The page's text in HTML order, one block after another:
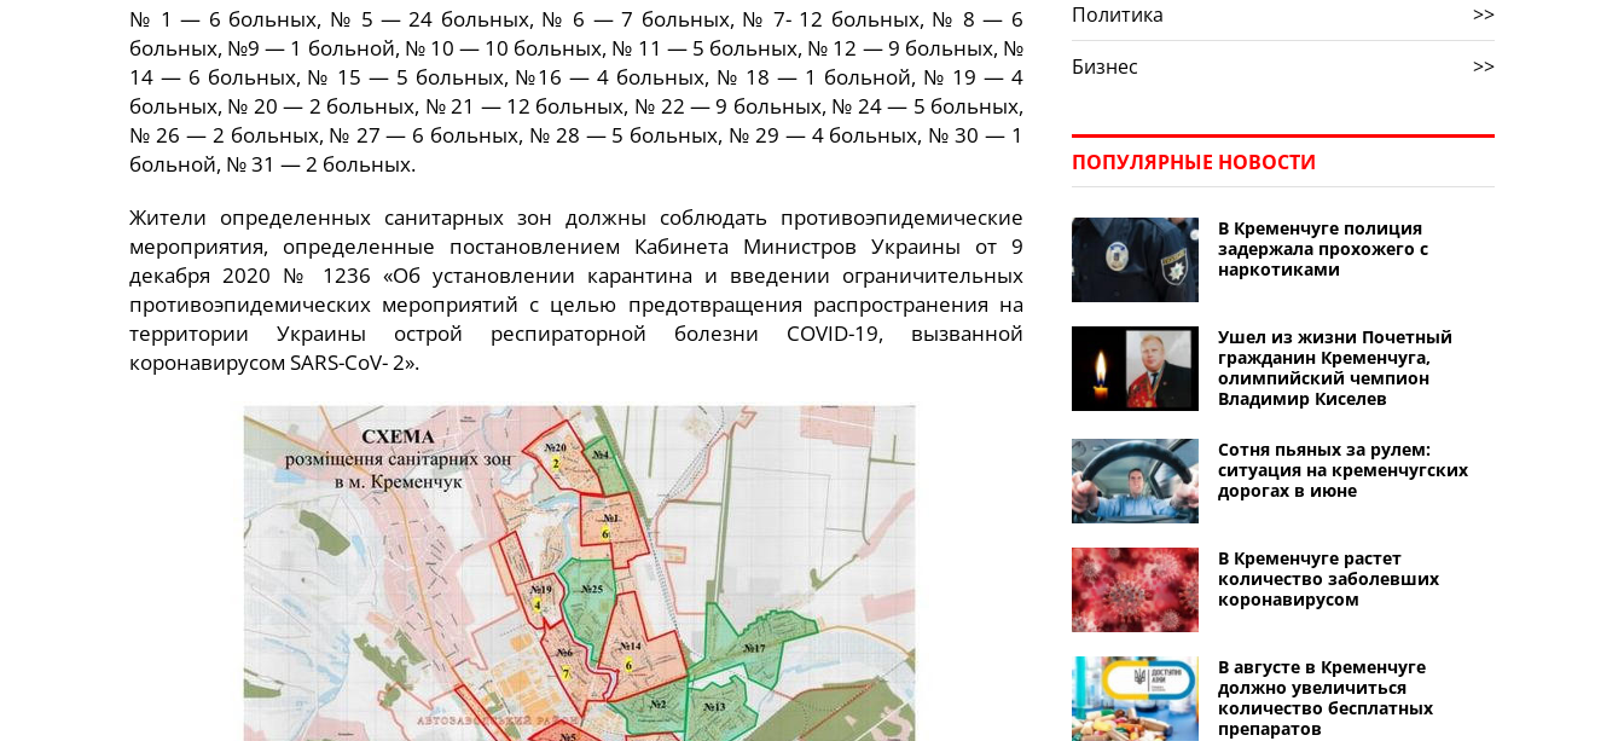
№ 1 — 6 больных, № 5 — 24 больных, № 6 — 7 больных, № 7- 12 больных, № 8 — 6
больных, №9 — 1 больной, № 10 — 10 больных, № 11 — 5 больных, № 12 — 9 больных, №
14 — 6 больных, № 15 — 5 больных, №16 — 4 больных, № 18 — 1 больной, № 19 — 4
больных, № 20 — 2 больных, № 21 — 12 больных, № 22 — 9 больных, № 24 — 5 больных,
№ 26 — 2 больных, № 27 — 6 больных, № 28 — 5 больных, № 29 — 4 больных, № 30 — 1
больной, № 31 — 2 больных.
Жители определенных санитарных зон должны соблюдать противоэпидемические
мероприятия, определенные постановлением Кабинета Министров Украины от 9
декабря 2020 № 1236 «Об установлении карантина и введении ограничительных
противоэпидемических мероприятий с целью предотвращения распространения на
территории Украины острой респираторной болезни COVID-19, вызванной
коронавирусом SARS-CoV- 2».
Политика
>>
Бизнес
>>
ПОПУЛЯРНЫЕ НОВОСТИ
В Кременчуге полиция
задержала прохожего с
наркотиками
Ушел из жизни Почетный
гражданин Кременчуга,
олимпийский чемпион
Владимир Киселев
Сотня пьяных за рулем:
ситуация на кременчугских
дорогах в июне
В Кременчуге растет
количество заболевших
коронавирусом
В августе в Кременчуге
должно увеличиться
количество бесплатных
препаратов